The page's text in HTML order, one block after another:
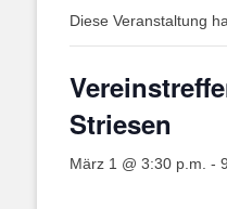
Diese Veranstaltung
Striesen
März 1 @ 3:30 p.m. -